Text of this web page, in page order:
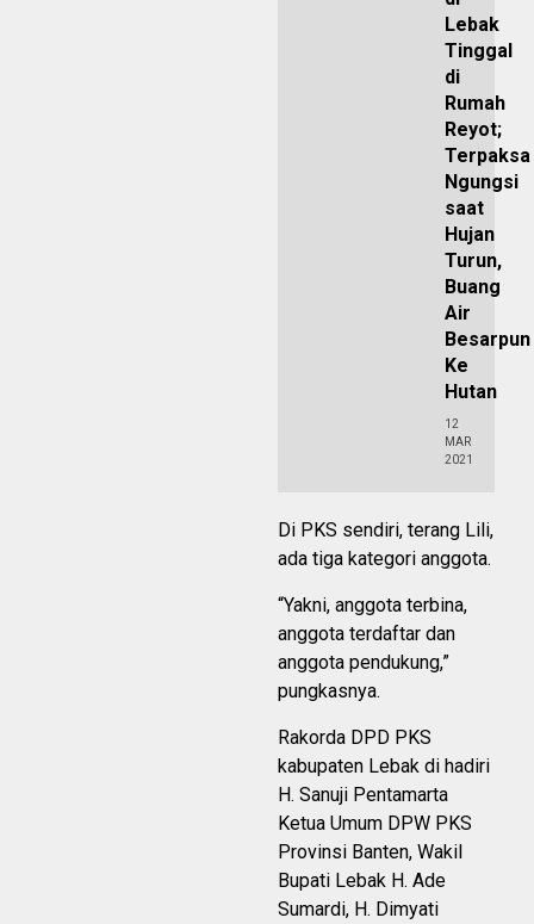
Lebak
Tinggal
di
Rumah
Reyot;
Terpaksa
Ngungsi
saat
Hujan
Turun,
Buang
Air
Besarpun
Ke
Hutan
12
MAR
2021
Di PKS sendiri, terang Lili,
ada tiga kategori anggota.
“Yakni, anggota terbina,
anggota terdaftar dan
anggota pendukung,”
pungkasnya.
Rakorda DPD PKS
kabupaten Lebak di hadiri
H. Sanuji Pentamarta
Ketua Umum DPW PKS
Provinsi Banten, Wakil
Bupati Lebak H. Ade
Sumardi, H. Dimyati